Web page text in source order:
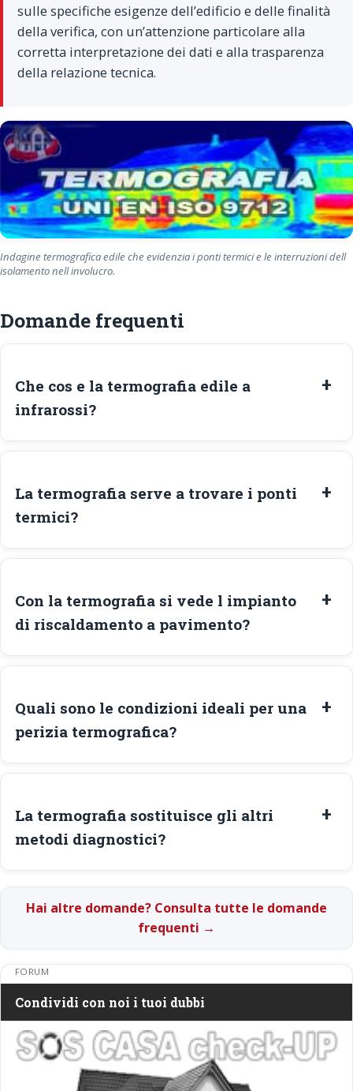
sulle specifiche esigenze dell’edificio e delle finalità
della verifica, con un’attenzione particolare alla
corretta interpretazione dei dati e alla trasparenza
della relazione tecnica.
Indagine termografica edile che evidenzia i ponti termici e le interruzioni dell
isolamento nell involucro.
Domande frequenti
Che cos e la termografia edile a
infrarossi?
La termografia serve a trovare i ponti
termici?
Con la termografia si vede l impianto
di riscaldamento a pavimento?
Quali sono le condizioni ideali per una
perizia termografica?
La termografia sostituisce gli altri
metodi diagnostici?
Hai altre domande? Consulta tutte le domande
frequenti →
FORUM
Condividi con noi i tuoi dubbi